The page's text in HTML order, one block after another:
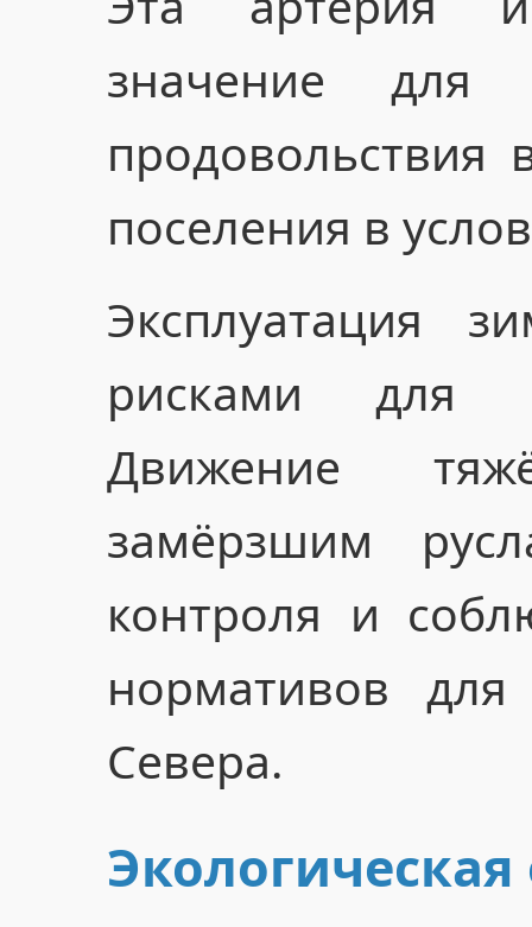
значение для
продовольствия
поселения в
Эксплуатация
рисками для
Движение
замёрзшим
контроля и
нормативов
Севера.
Экологическая